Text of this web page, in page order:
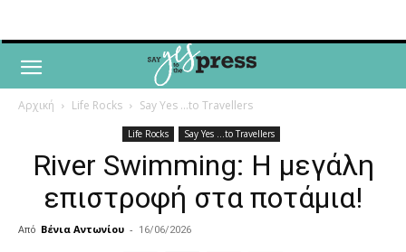
Αρχική Life Rocks Say Yes ...to Travellers
Life Rocks Say Yes ...to Travellers
River Swimming: Η μεγάλη
επιστροφή στα ποτάμια!
Από Βένια Αντωνίου - 16/06/2026